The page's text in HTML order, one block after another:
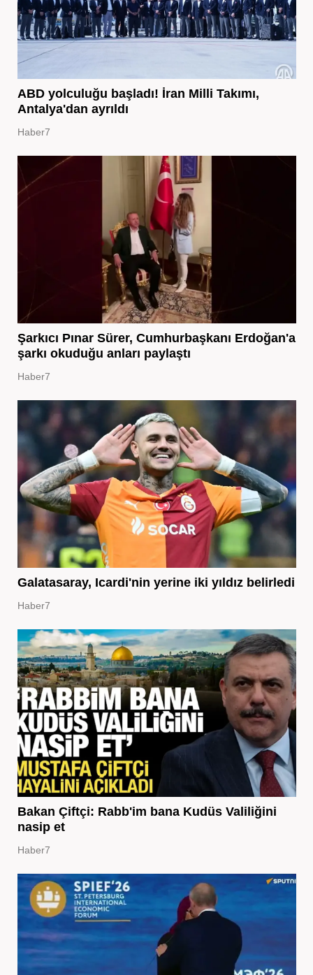
ABD yolculuğu başladı! İran Milli Takımı,
Antalya'dan ayrıldı
Haber7
Şarkıcı Pınar Sürer, Cumhurbaşkanı Erdoğan'a
şarkı okuduğu anları paylaştı
Haber7
Galatasaray, Icardi'nin yerine iki yıldız belirledi
Haber7
Bakan Çiftçi: Rabb'im bana Kudüs Valiliğini
nasip et
Haber7